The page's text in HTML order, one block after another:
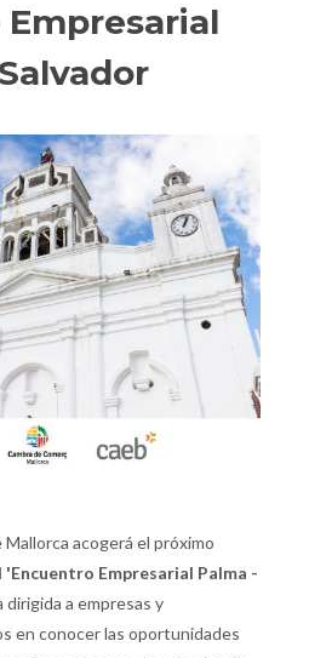
acogerá el próximo
Empresarial Palma -
dirigida a empresas y
en conocer las oportunidades